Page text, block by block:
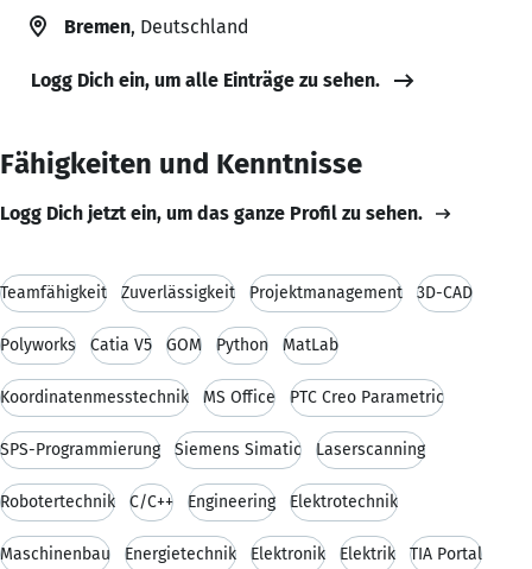
Bremen, Deutschland
Logg Dich ein, um alle Einträge zu sehen.
Fähigkeiten und Kenntnisse
Logg Dich jetzt ein, um das ganze Profil zu sehen.
Teamfähigkeit Zuverlässigkeit Projektmanagement 3D-CAD
Polyworks Catia V5 GOM Python MatLab
Koordinatenmesstechnik MS Office PTC Creo Parametric
SPS-Programmierung Siemens Simatic Laserscanning
Robotertechnik C/C++ Engineering Elektrotechnik
Maschinenbau Energietechnik Elektronik Elektrik TIA Portal